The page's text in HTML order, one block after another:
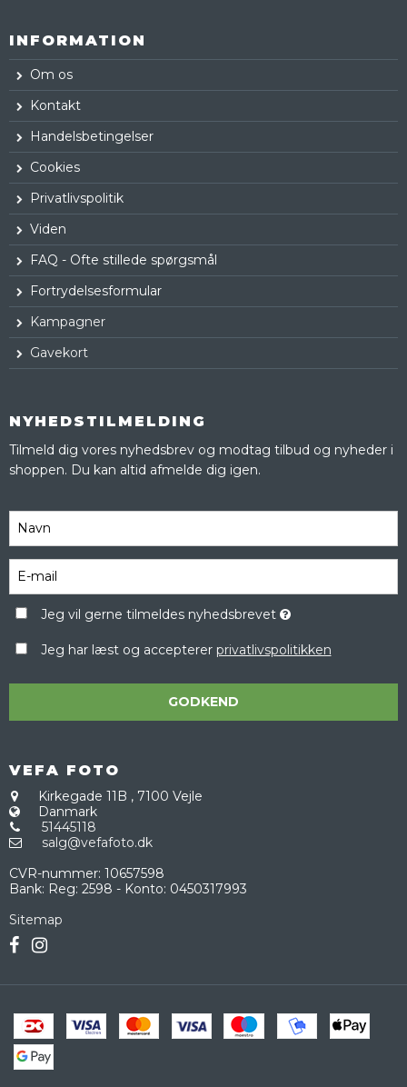
INFORMATION
Om os
Kontakt
Handelsbetingelser
Cookies
Privatlivspolitik
Viden
FAQ - Ofte stillede spørgsmål
Fortrydelsesformular
Kampagner
Gavekort
NYHEDSTILMELDING
Tilmeld dig vores nyhedsbrev og modtag tilbud og nyheder i
shoppen. Du kan altid afmelde dig igen.
Jeg vil gerne tilmeldes nyhedsbrevet
Jeg har læst og accepterer privatlivspolitikken
GODKEND
VEFA FOTO
Kirkegade 11B , 7100 Vejle
Danmark
51445118
salg@vefafoto.dk
CVR-nummer: 10657598
Bank: Reg: 2598 - Konto: 0450317993
Sitemap